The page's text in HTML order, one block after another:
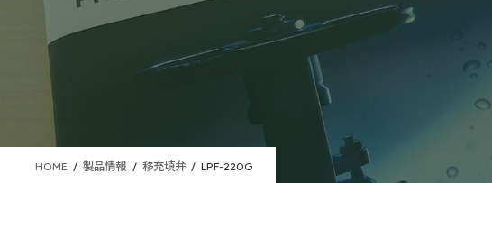
HOME 製品情報 移充填弁 LPF-220G